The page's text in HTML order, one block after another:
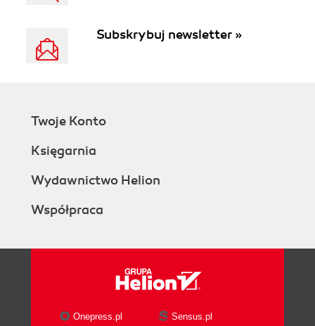
Subskrybuj newsletter »
Twoje Konto
Księgarnia
Wydawnictwo Helion
Współpraca
Onepress.pl
Sensus.pl